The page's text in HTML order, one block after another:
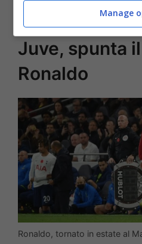
intercettazioni
Juve, spunta
Ronaldo
Ronaldo, tornato in estate al
Manage